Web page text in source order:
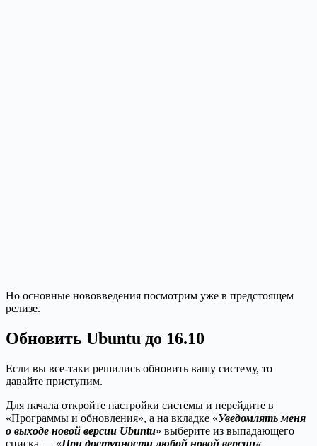
Но основные нововведения посмотрим уже в предстоящем
релизе.
Обновить Ubuntu до 16.10
Если вы все-таки решились обновить вашу систему, то
давайте приступим.
Для начала откройте настройки системы и перейдите в
«Программы и обновления», а на вкладке «Уведомлять меня
о выходе новой версии Ubuntu» выберите из выпадающего
списка — «При доступности любой новой версии«